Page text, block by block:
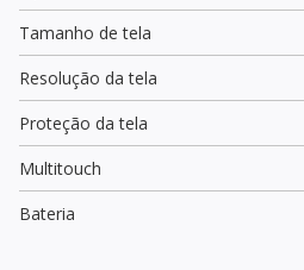
Tamanho de tela
Resolução da tela
Proteção da tela
Multitouch
Bateria